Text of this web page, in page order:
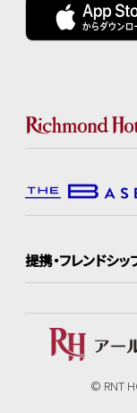
提携・フレンドシ
© RNT